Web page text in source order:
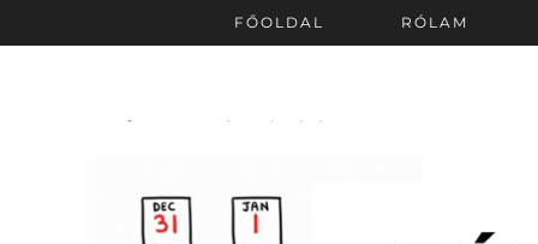
FŐOLDAL RÓLAM